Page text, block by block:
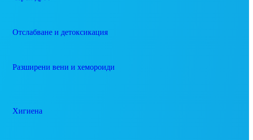
Отслабване и детоксикация
Разширени вени и хемороиди
Хигиена